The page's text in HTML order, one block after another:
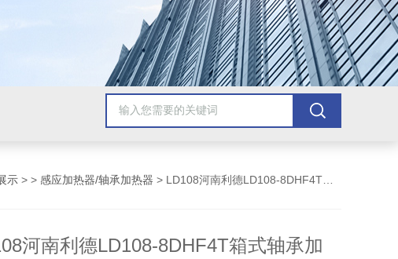
示 > > 感应加热器/轴承加热器 > LD108河南利德LD108-8DHF4T箱式轴承加热器
河南利德LD108-8DHF4T箱式轴承加